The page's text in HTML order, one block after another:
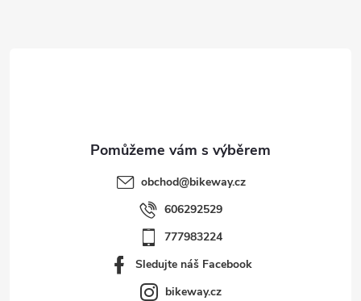
obchod@bikeway.cz
606292529
777983224
Sledujte náš Facebook
bikeway.cz